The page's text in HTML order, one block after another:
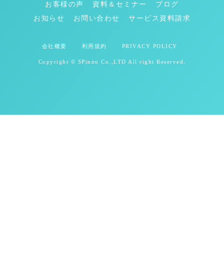
お客様の声
資料＆セミナー
ブログ
お知らせ
お問い合わせ サービス資料請求
会社概要 利用規約 PRIVACY POLICY
Copyright © SPinno Co.,LTD All right Reserved.